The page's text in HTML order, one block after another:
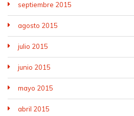
septiembre 2015
agosto 2015
julio 2015
junio 2015
mayo 2015
abril 2015